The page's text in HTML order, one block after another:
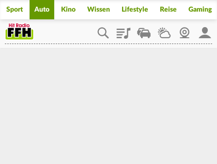
Sport Auto Kino Wissen Lifestyle Reise Gaming
PlaylistStaupilotWetterWebcam